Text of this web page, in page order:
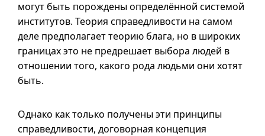
могут быть порождены определённой системой
институтов. Теория справедливости на самом
деле предполагает теорию блага, но в широких
границах это не предрешает выбора людей в
отношении того, какого рода людьми они хотят
быть.
Однако как только получены эти принципы
справедливости, договорная концепция